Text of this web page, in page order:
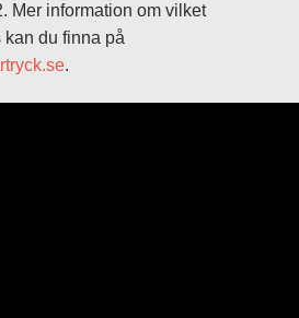
Mer information om vilket
kan du finna på
.